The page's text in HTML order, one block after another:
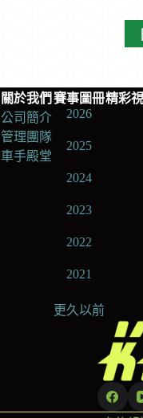
關於我們
公司簡介
管理團隊
車手殿堂
賽事圖冊
2026
2025
2024
2023
2022
2021
更久以前
精彩